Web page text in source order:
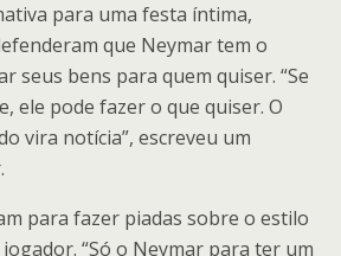
para uma festa íntima,
que Neymar tem o
seus bens para quem quiser. “Se
ele pode fazer o que quiser. O
vira notícia”, escreveu um
para fazer piadas sobre o estilo
“Só o Neymar para ter um